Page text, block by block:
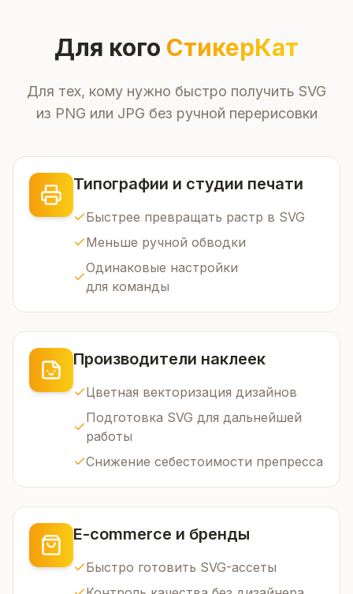
Для кого СтикерКат
Для тех, кому нужно быстро получить SVG
из PNG или JPG без ручной перерисовки
Типографии и студии печати
Быстрее превращать растр в SVG
Меньше ручной обводки
Одинаковые настройки
для команды
Производители наклеек
Цветная векторизация дизайнов
Подготовка SVG для дальнейшей
работы
Снижение себестоимости препресса
E-commerce и бренды
Быстро готовить SVG-ассеты